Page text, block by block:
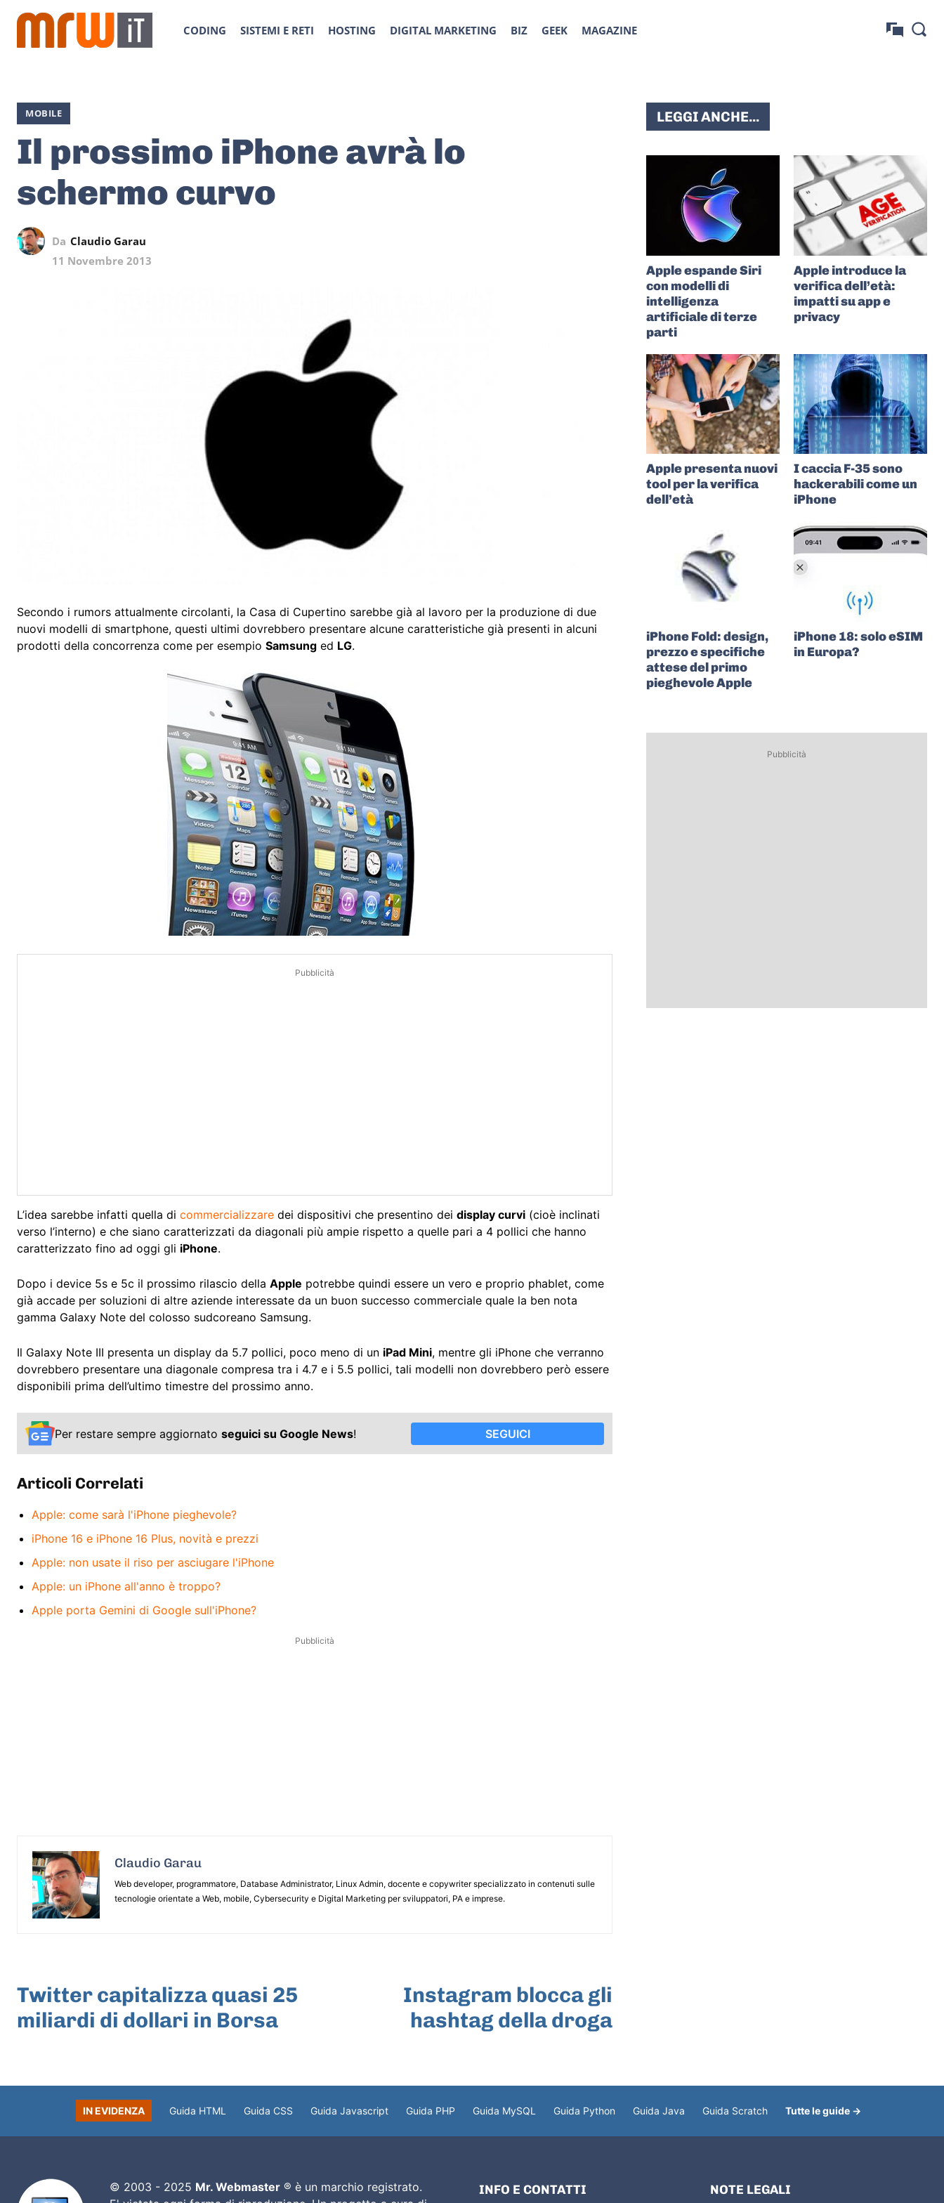
CODING SISTEMI E RETI HOSTING DIGITAL MARKETING BIZ GEEK MAGAZINE
MOBILE
Il prossimo iPhone avrà lo
schermo curvo
Da Claudio Garau
11 Novembre 2013
Secondo i rumors attualmente circolanti, la Casa di Cupertino sarebbe già al lavoro per la produzione di due
nuovi modelli di smartphone, questi ultimi dovrebbero presentare alcune caratteristiche già presenti in alcuni
prodotti della concorrenza come per esempio Samsung ed LG.
Pubblicità
L’idea sarebbe infatti quella di commercializzare dei dispositivi che presentino dei display curvi (cioè inclinati
verso l’interno) e che siano caratterizzati da diagonali più ampie rispetto a quelle pari a 4 pollici che hanno
caratterizzato fino ad oggi gli iPhone.
Dopo i device 5s e 5c il prossimo rilascio della Apple potrebbe quindi essere un vero e proprio phablet, come
già accade per soluzioni di altre aziende interessate da un buon successo commerciale quale la ben nota
gamma Galaxy Note del colosso sudcoreano Samsung.
Il Galaxy Note III presenta un display da 5.7 pollici, poco meno di un iPad Mini, mentre gli iPhone che verranno
dovrebbero presentare una diagonale compresa tra i 4.7 e i 5.5 pollici, tali modelli non dovrebbero però essere
disponibili prima dell’ultimo timestre del prossimo anno.
Per restare sempre aggiornato seguici su Google News! SEGUICI
Articoli Correlati
Apple: come sarà l'iPhone pieghevole?
iPhone 16 e iPhone 16 Plus, novità e prezzi
Apple: non usate il riso per asciugare l'iPhone
Apple: un iPhone all'anno è troppo?
Apple porta Gemini di Google sull'iPhone?
Pubblicità
Claudio Garau
Web developer, programmatore, Database Administrator, Linux Admin, docente e copywriter specializzato in contenuti sulle
tecnologie orientate a Web, mobile, Cybersecurity e Digital Marketing per sviluppatori, PA e imprese.
Twitter capitalizza quasi 25
miliardi di dollari in Borsa
Instagram blocca gli
hashtag della droga
LEGGI ANCHE...
Apple espande Siri
con modelli di
intelligenza
artificiale di terze
parti
Apple introduce la
verifica dell’età:
impatti su app e
privacy
Apple presenta nuovi
tool per la verifica
dell’età
I caccia F-35 sono
hackerabili come un
iPhone
iPhone Fold: design,
prezzo e specifiche
attese del primo
pieghevole Apple
iPhone 18: solo eSIM
in Europa?
Pubblicità
IN EVIDENZA Guida HTML Guida CSS Guida Javascript Guida PHP Guida MySQL Guida Python Guida Java Guida Scratch Tutte le guide →
© 2003 - 2025 Mr. Webmaster® è un marchio registrato.
INFO E CONTATTI NOTE LEGALI